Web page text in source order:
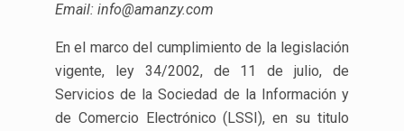
Email: info@amanzy.com
En el marco del cumplimiento de la legislación
vigente, ley 34/2002, de 11 de julio, de
Servicios de la Sociedad de la Información y
de Comercio Electrónico (LSSI), en su titulo